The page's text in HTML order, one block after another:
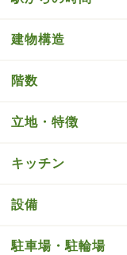
建物構造
階数
立地・特徴
キッチン
設備
駐車場・駐輪場